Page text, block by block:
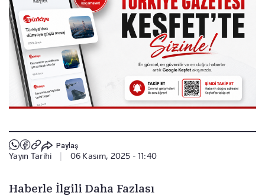
Paylaş
Yayın Tarihi 06 Kasım, 2025 - 11:40
Haberle İlgili Daha Fazlası